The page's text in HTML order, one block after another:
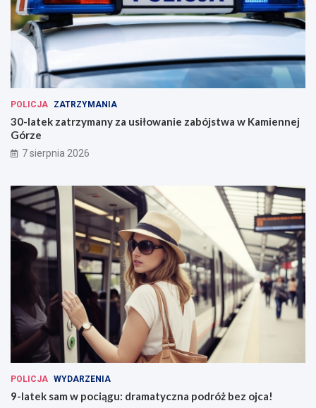
POLICJA ZATRZYMANIA
30-latek zatrzymany za usiłowanie zabójstwa w Kamiennej
Górze
7 sierpnia 2026
POLICJA WYDARZENIA
9-latek sam w pociągu: dramatyczna podróż bez ojca!